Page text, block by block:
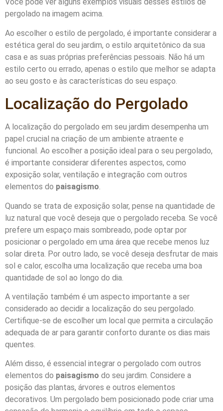
Você pode ver alguns exemplos visuais desses estilos de
pergolado na imagem acima.
Ao escolher o estilo de pergolado, é importante considerar a
estética geral do seu jardim, o estilo arquitetônico da sua
casa e as suas próprias preferências pessoais. Não há um
estilo certo ou errado, apenas o estilo que melhor se adapta
ao seu gosto e às características do seu espaço.
Localização do Pergolado
A localização do pergolado em seu jardim desempenha um
papel crucial na criação de um ambiente atraente e
funcional. Ao escolher a posição ideal para o seu pergolado,
é importante considerar diferentes aspectos, como
exposição solar, ventilação e integração com outros
elementos do paisagismo.
Quando se trata de exposição solar, pense na quantidade de
luz natural que você deseja que o pergolado receba. Se você
prefere um espaço mais sombreado, pode optar por
posicionar o pergolado em uma área que recebe menos luz
solar direta. Por outro lado, se você deseja desfrutar de mais
sol e calor, escolha uma localização que receba uma boa
quantidade de sol ao longo do dia.
A ventilação também é um aspecto importante a ser
considerado ao decidir a localização do seu pergolado.
Certifique-se de escolher um local que permita a circulação
adequada de ar para garantir conforto durante os dias mais
quentes.
Além disso, é essencial integrar o pergolado com outros
elementos do paisagismo do seu jardim. Considere a
posição das plantas, árvores e outros elementos
decorativos. Um pergolado bem posicionado pode criar uma